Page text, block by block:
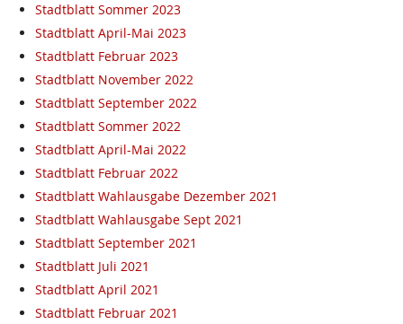
Stadtblatt Sommer 2023
Stadtblatt April-Mai 2023
Stadtblatt Februar 2023
Stadtblatt November 2022
Stadtblatt September 2022
Stadtblatt Sommer 2022
Stadtblatt April-Mai 2022
Stadtblatt Februar 2022
Stadtblatt Wahlausgabe Dezember 2021
Stadtblatt Wahlausgabe Sept 2021
Stadtblatt September 2021
Stadtblatt Juli 2021
Stadtblatt April 2021
Stadtblatt Februar 2021